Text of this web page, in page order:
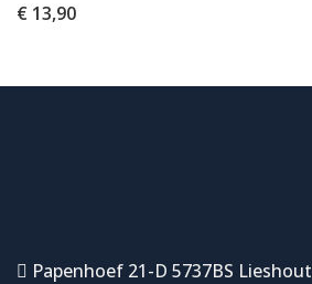
€ 13,90
Papenhoef 21-D 5737BS Lieshout